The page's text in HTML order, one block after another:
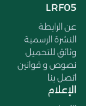
LRF05
عن الرابطة
النشرة الرسمية
وثائق للتحميل
نصوص و قوانين
اتصل بنا
الإعلام